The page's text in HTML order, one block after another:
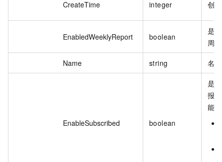
CreateTime integer 创
EnabledWeeklyReport boolean
是
周
Name string 名
EnableSubscribed boolean
是
报
能